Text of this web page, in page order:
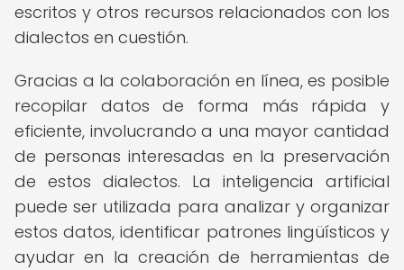
escritos y otros recursos relacionados con los
dialectos en cuestión.
Gracias a la colaboración en línea, es posible
recopilar datos de forma más rápida y
eficiente, involucrando a una mayor cantidad
de personas interesadas en la preservación
de estos dialectos. La inteligencia artificial
puede ser utilizada para analizar y organizar
estos datos, identificar patrones lingüísticos y
ayudar en la creación de herramientas de